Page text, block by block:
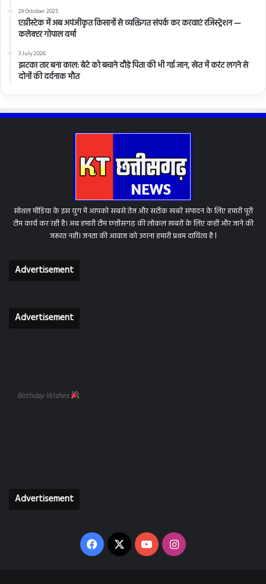
29 October 2025
एग्रीस्टेक में अब अपंजीकृत किसानों से व्यक्तिगत संपर्क कर करवाएं रजिस्ट्रेशन —
कलेक्टर गोपाल वर्मा
3 July 2026
झटका तार बना काल: बेटे को बचाने दौड़े पिता की भी गई जान, खेत में करंट लगने से
दोनों की दर्दनाक मौत
सोशल मीडिया के इस युग में आपको सबसे तेज और सटीक खबरें संपादन के लिए हमारी पूरी
टीम कार्य कर रही है। अब हमारी टीम छत्तीसगढ़ की लोकल खबरों के लिए कहीं और जाने की
जरूरत नहीं। जनता की आवाज को उठाना हमारी प्रथम दायित्व है l
Advertisement
Advertisement
Birthday Wishes
Advertisement
Facebook
X YouTubeInstagram